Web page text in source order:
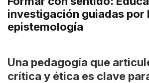
investigación guiadas por
epistemología
Una pedagogía que
crítica y ética es clave